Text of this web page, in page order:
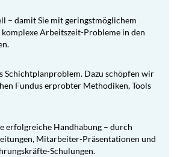
– damit Sie mit geringstmöglichem
Arbeitszeit-Probleme in den
Schichtplanproblem. Dazu schöpfen wir
Fundus erprobter Methodiken, Tools
erfolgreiche Handhabung – durch
Mitarbeiter-Präsentationen und
Schulungen.